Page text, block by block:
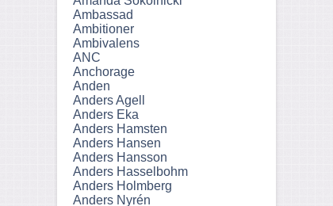
Ambassad
Ambitioner
Ambivalens
ANC
Anchorage
Anden
Anders Agell
Anders Eka
Anders Hamsten
Anders Hansen
Anders Hansson
Anders Hasselbohm
Anders Holmberg
Anders Nyrén